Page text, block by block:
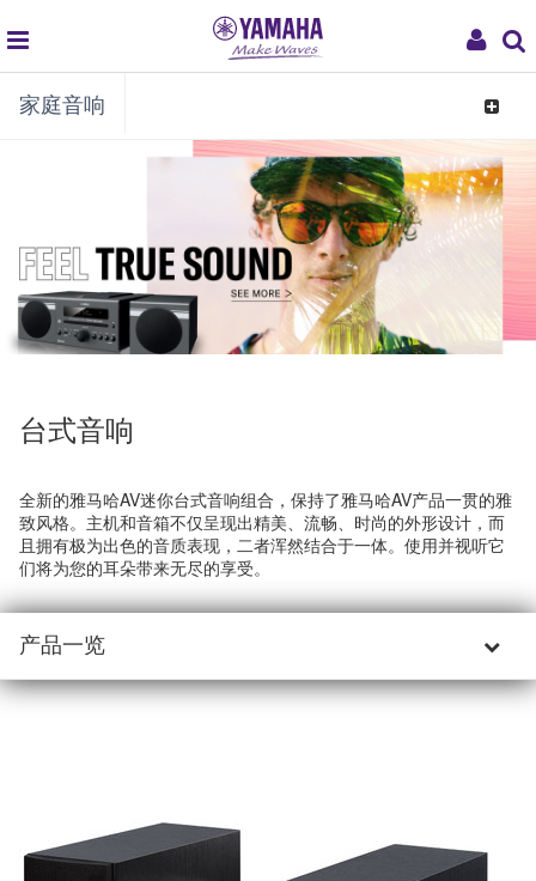
My
global
navigation
家庭音响
Toggle
台式音响
全新的雅马哈AV迷你台式音响组合，保持了雅马哈AV产品一贯的雅
致风格。主机和音箱不仅呈现出精美、流畅、时尚的外形设计，而
且拥有极为出色的音质表现，二者浑然结合于一体。使用并视听它
们将为您的耳朵带来无尽的享受。
产品一览